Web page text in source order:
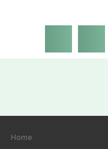
Home